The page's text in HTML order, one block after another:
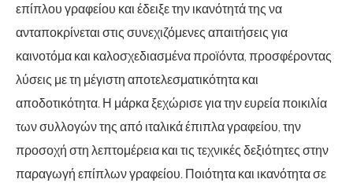
επίπλου γραφείου και έδειξε την ικανότητά της να
ανταποκρίνεται στις συνεχιζόμενες απαιτήσεις για
καινοτόμα και καλοσχεδιασμένα προϊόντα, προσφέροντας
λύσεις με τη μέγιστη αποτελεσματικότητα και
αποδοτικότητα. Η μάρκα ξεχώρισε για την ευρεία ποικιλία
των συλλογών της από ιταλικά έπιπλα γραφείου, την
προσοχή στη λεπτομέρεια και τις τεχνικές δεξιότητες στην
παραγωγή επίπλων γραφείου. Ποιότητα και ικανότητα σε